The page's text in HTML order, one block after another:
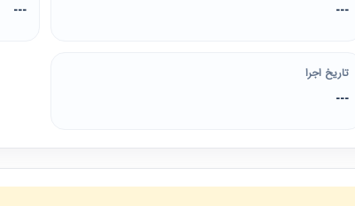
---
---
تاریخ اجرا
---